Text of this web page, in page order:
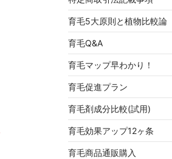
育毛5大原則と植物比較論
育毛Q&A
育毛マップ早わかり！
育毛促進プラン
育毛剤成分比較(試用)
育毛効果アップ12ヶ条
育毛商品通販購入